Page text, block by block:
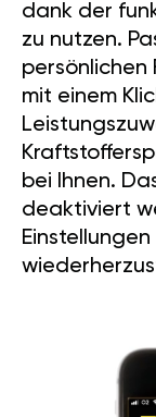
dank der
zu nutzen.
persönlichen
mit einem
bei Ihnen.
deaktiviert